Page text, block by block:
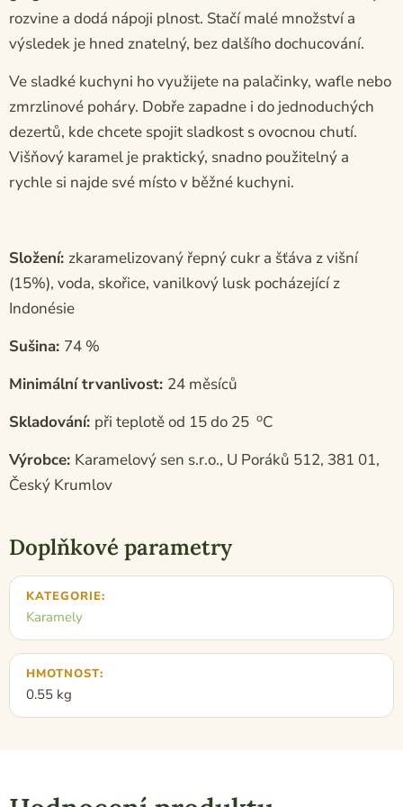
rozvine a dodá nápoji plnost. Stačí malé množství a
výsledek je hned znatelný, bez dalšího dochucování.
Ve sladké kuchyni ho využijete na palačinky, wafle nebo
zmrzlinové poháry. Dobře zapadne i do jednoduchých
dezertů, kde chcete spojit sladkost s ovocnou chutí.
Višňový karamel je praktický, snadno použitelný a
rychle si najde své místo v běžné kuchyni.
Složení: zkaramelizovaný řepný cukr a šťáva z višní
(15%), voda, skořice, vanilkový lusk pocházející z
Indonésie
Sušina: 74 %
Minimální trvanlivost: 24 měsíců
Skladování: při teplotě od 15 do 25 oC
Výrobce: Karamelový sen s.r.o., U Poráků 512, 381 01,
Český Krumlov
Doplňkové parametry
KATEGORIE:
Karamely
HMOTNOST:
0.55 kg